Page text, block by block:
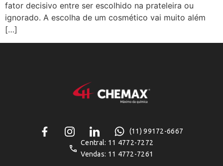
fator decisivo entre ser escolhido na prateleira ou
ignorado. A escolha de um cosmético vai muito além
[…]
(11) 99172-6667
Central: 11 4772-7272
Vendas: 11 4772-7261